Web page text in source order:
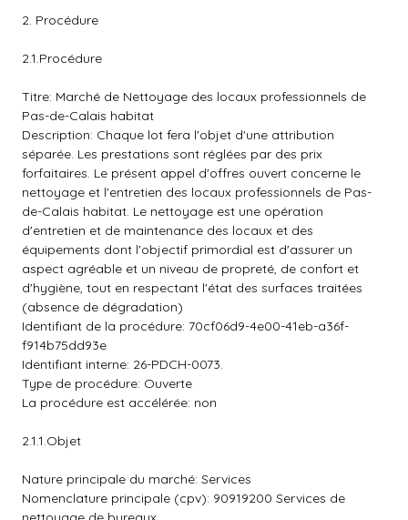
2. Procédure
2.1.Procédure
Titre: Marché de Nettoyage des locaux professionnels de
Pas-de-Calais habitat
Description: Chaque lot fera l'objet d'une attribution
séparée. Les prestations sont réglées par des prix
forfaitaires. Le présent appel d'offres ouvert concerne le
nettoyage et l'entretien des locaux professionnels de Pas-
de-Calais habitat. Le nettoyage est une opération
d'entretien et de maintenance des locaux et des
équipements dont l'objectif primordial est d'assurer un
aspect agréable et un niveau de propreté, de confort et
d'hygiène, tout en respectant l'état des surfaces traitées
(absence de dégradation)
Identifiant de la procédure: 70cf06d9-4e00-41eb-a36f-
f914b75dd93e
Identifiant interne: 26-PDCH-0073.
Type de procédure: Ouverte
La procédure est accélérée: non
2.1.1.Objet
Nature principale du marché: Services
Nomenclature principale (cpv): 90919200 Services de